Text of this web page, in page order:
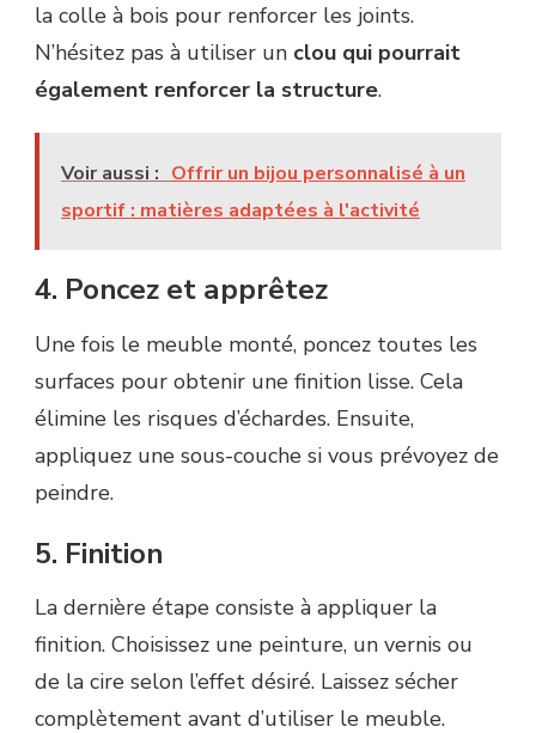
la colle à bois pour renforcer les joints.
N’hésitez pas à utiliser un clou qui pourrait
également renforcer la structure.
Voir aussi : Offrir un bijou personnalisé à un
sportif : matières adaptées à l'activité
4. Poncez et apprêtez
Une fois le meuble monté, poncez toutes les
surfaces pour obtenir une finition lisse. Cela
élimine les risques d’échardes. Ensuite,
appliquez une sous-couche si vous prévoyez de
peindre.
5. Finition
La dernière étape consiste à appliquer la
finition. Choisissez une peinture, un vernis ou
de la cire selon l’effet désiré. Laissez sécher
complètement avant d’utiliser le meuble.